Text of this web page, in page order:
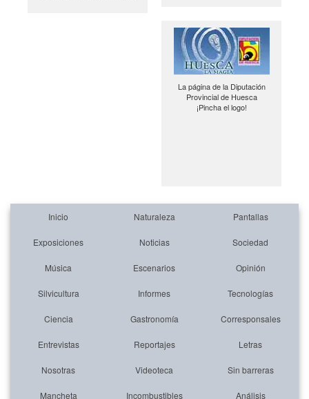
La página de la Diputación
Provincial de Huesca
¡Pincha el logo!
Inicio Naturaleza Pantallas
Exposiciones Noticias Sociedad
Música Escenarios Opinión
Silvicultura Informes Tecnologías
Ciencia Gastronomía Corresponsales
Entrevistas Reportajes Letras
Nosotras Videoteca Sin barreras
Mancheta Incombustibles Análisis